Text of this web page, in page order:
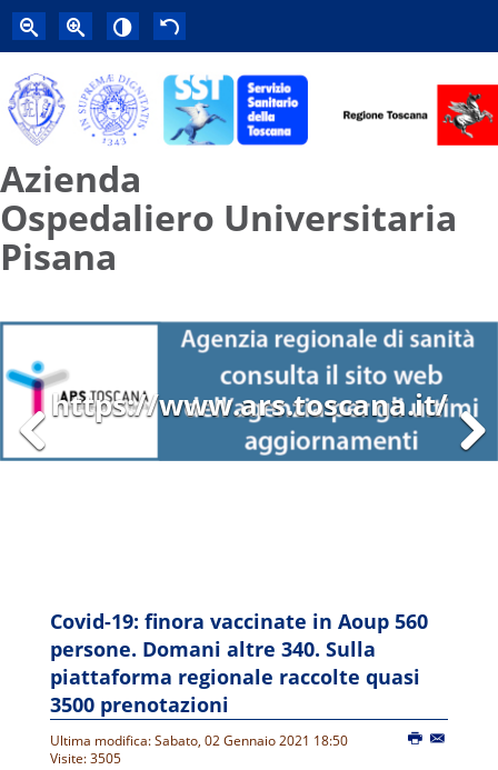
Azienda
Ospedaliero Universitaria
Pisana
https://www.ars.toscana.it/
Previous Next
Covid-19: finora vaccinate in Aoup 560
persone. Domani altre 340. Sulla
piattaforma regionale raccolte quasi
3500 prenotazioni
Ultima modifica: Sabato, 02 Gennaio 2021 18:50
Visite: 3505